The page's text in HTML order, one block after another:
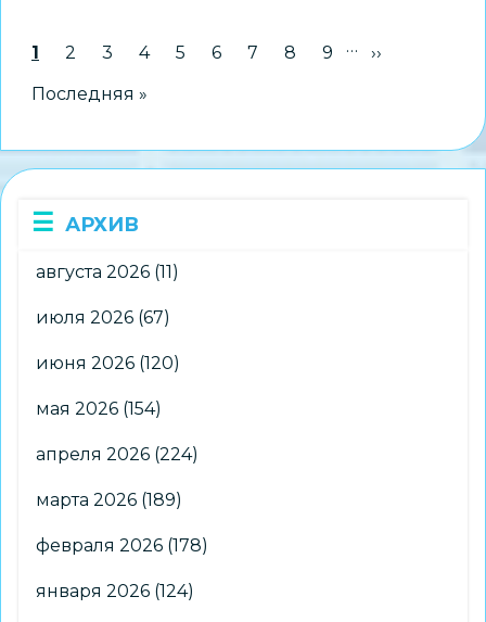
прошел
Нумерация
Текущая страница
1 Страница
2 Страница
3 Страница
4 Страница
5 Страница
6 Страница
7 Страница
8 Страница
9 … Следующая
››
Последняя страница
Последняя »
АРХИВ
августа 2026 (11)
июля 2026 (67)
июня 2026 (120)
мая 2026 (154)
апреля 2026 (224)
марта 2026 (189)
февраля 2026 (178)
января 2026 (124)